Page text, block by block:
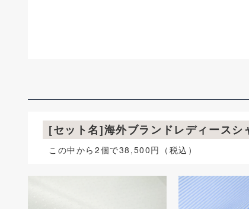
[セット名]海外ブランドレディースシ
この中から2個で38,500円（税込）